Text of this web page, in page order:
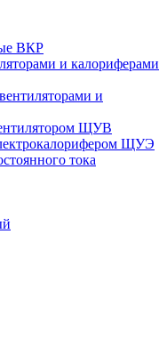
ВКР
и калориферами
и
ЩУВ
ЩУЭ
тока